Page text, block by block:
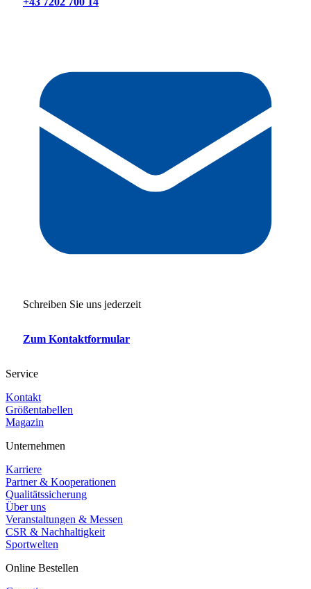
Schreiben Sie uns jederzeit
Zum Kontaktformular
Service
Kontakt
Größentabellen
Magazin
Unternehmen
Karriere
Partner & Kooperationen
Qualitätssicherung
Über uns
Veranstaltungen & Messen
CSR & Nachhaltigkeit
Sportwelten
Online Bestellen